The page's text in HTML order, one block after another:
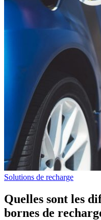
Solutions de recharge
Quelles sont les
bornes de